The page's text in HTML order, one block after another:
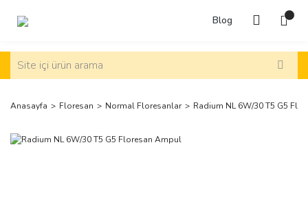
Blog
Anasayfa Floresan Normal Floresanlar Radium NL 6W/30 T5 G5